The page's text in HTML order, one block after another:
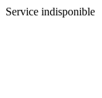
Service indisponible